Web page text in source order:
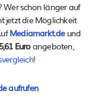
Wer schon länger auf
jetzt die Möglichkeit
Mediamarkt.deund
Euroangeboten,
!
aufrufen